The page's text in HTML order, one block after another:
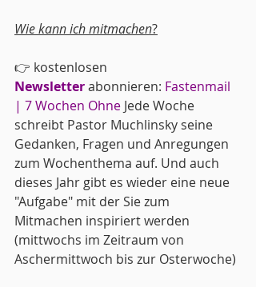
Wie kann ich mitmachen?
👉 kostenlosen
Newsletter abonnieren: Fastenmail
| 7 Wochen Ohne Jede Woche
schreibt Pastor Muchlinsky seine
Gedanken, Fragen und Anregungen
zum Wochenthema auf. Und auch
dieses Jahr gibt es wieder eine neue
"Aufgabe" mit der Sie zum
Mitmachen inspiriert werden
(mittwochs im Zeitraum von
Aschermittwoch bis zur Osterwoche)